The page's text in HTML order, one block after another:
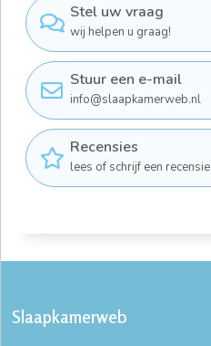
Stel uw vraag
wij helpen u graag!
Stuur een e-mail
info@slaapkamerweb.nl
Recensies
lees of schrijf een recensie
Slaapkamerweb